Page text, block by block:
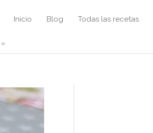
Inicio Blog Todas las recetas